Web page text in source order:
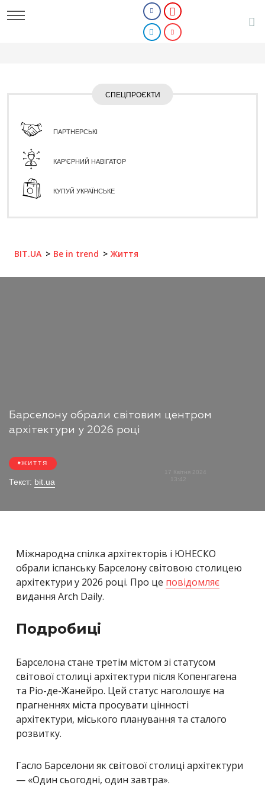
СПЕЦПРОЄКТИ
ПАРТНЕРСЬКІ
КАР'ЄРНИЙ НАВІГАТОР
КУПУЙ УКРАЇНСЬКЕ
BIT.UA Be in trend Життя
Барселону обрали світовим центром
архітектури у 2026 році
ЖИТТЯ
Текст: bit.ua
17 Квітня 2024
Міжнародна спілка архітекторів і ЮНЕСКО
обрали іспанську Барселону світовою столицею
архітектури у 2026 році. Про це повідомляє
видання Arch Daily.
Подробиці
Барселона стане третім містом зі статусом
світової столиці архітектури після Копенгагена
та Ріо-де-Жанейро. Цей статус наголошує на
прагненнях міста просувати цінності
архітектури, міського планування та сталого
розвитку.
Гасло Барселони як світової столиці архітектури
— «Один сьогодні, один завтра».